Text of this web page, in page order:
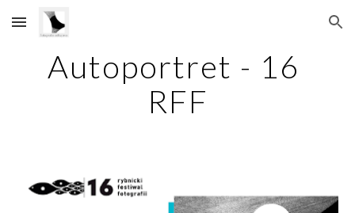
Skip to main content Skip to navigation
Autoportret - 16
RFF